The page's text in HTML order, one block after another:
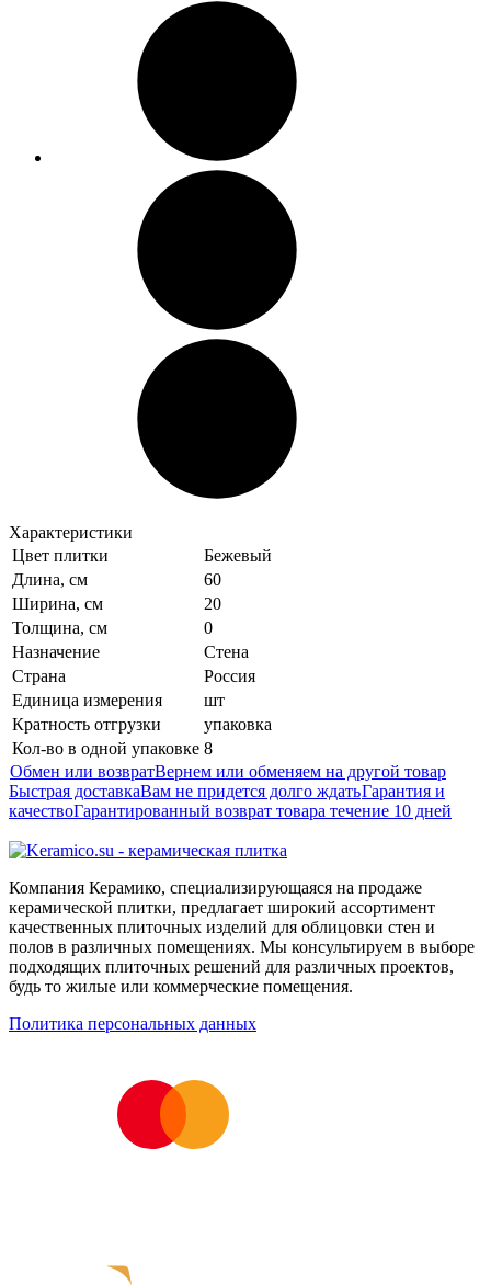
Характеристики
Цвет плитки
Бежевый
Длина, см
60
Ширина, см
20
Толщина, см
0
Назначение
Стена
Страна
Россия
Единица измерения
шт
Кратность отгрузки
упаковка
Кол-во в одной упаковке 8
Обмен или возвратВернем или обменяем на другой товар
Быстрая доставкаВам не придется долго ждатьГарантия и
качествоГарантированный возврат товара течение 10 дней
Компания Керамико, специализирующаяся на продаже
керамической плитки, предлагает широкий ассортимент
качественных плиточных изделий для облицовки стен и
полов в различных помещениях. Мы консультируем в выборе
подходящих плиточных решений для различных проектов,
будь то жилые или коммерческие помещения.
Политика персональных данных